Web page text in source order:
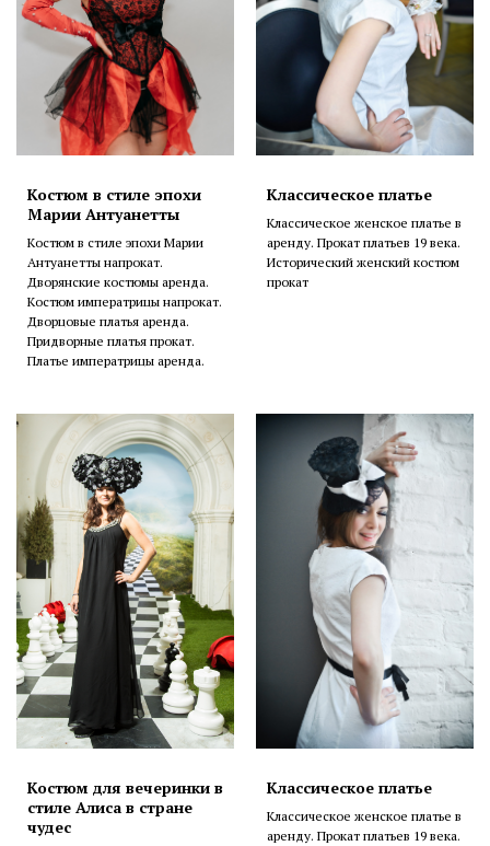
Костюм в стиле эпохи
Марии Антуанетты
Костюм в стиле эпохи Марии
Антуанетты напрокат.
Дворянские костюмы аренда.
Костюм императрицы напрокат.
Дворцовые платья аренда.
Придворные платья прокат.
Платье императрицы аренда.
Классическое платье
Классическое женское платье в
аренду. Прокат платьев 19 века.
Исторический женский костюм
прокат
Костюм для вечеринки в
стиле Алиса в стране
чудес
Классическое платье
Классическое женское платье в
аренду. Прокат платьев 19 века.